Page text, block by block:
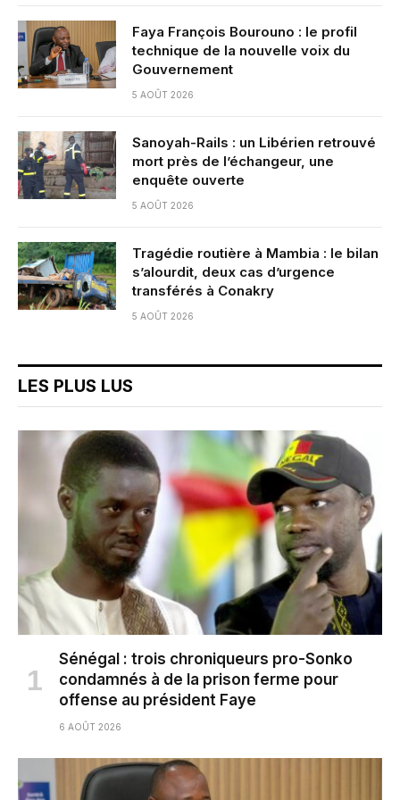
Faya François Bourouno : le profil
technique de la nouvelle voix du
Gouvernement
5 AOÛT 2026
Sanoyah-Rails : un Libérien retrouvé
mort près de l’échangeur, une
enquête ouverte
5 AOÛT 2026
Tragédie routière à Mambia : le bilan
s’alourdit, deux cas d’urgence
transférés à Conakry
5 AOÛT 2026
LES PLUS LUS
Sénégal : trois chroniqueurs pro-Sonko
condamnés à de la prison ferme pour
offense au président Faye
6 AOÛT 2026